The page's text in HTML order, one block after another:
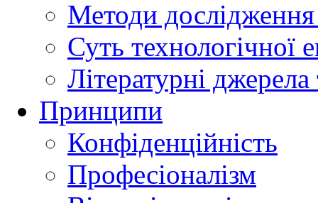
Методи
Суть технологічної
Літературні джерела
Принципи
Конфіденційність
Професіоналізм